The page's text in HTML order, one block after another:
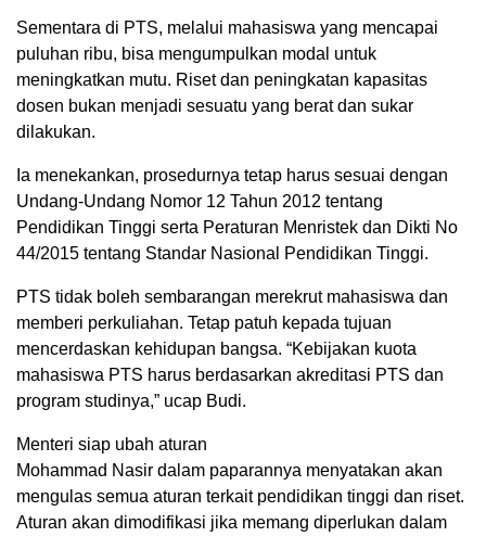
Sementara di PTS, melalui mahasiswa yang mencapai
puluhan ribu, bisa mengumpulkan modal untuk
meningkatkan mutu. Riset dan peningkatan kapasitas
dosen bukan menjadi sesuatu yang berat dan sukar
dilakukan.
Ia menekankan, prosedurnya tetap harus sesuai dengan
Undang-Undang Nomor 12 Tahun 2012 tentang
Pendidikan Tinggi serta Peraturan Menristek dan Dikti No
44/2015 tentang Standar Nasional Pendidikan Tinggi.
PTS tidak boleh sembarangan merekrut mahasiswa dan
memberi perkuliahan. Tetap patuh kepada tujuan
mencerdaskan kehidupan bangsa. “Kebijakan kuota
mahasiswa PTS harus berdasarkan akreditasi PTS dan
program studinya,” ucap Budi.
Menteri siap ubah aturan
Mohammad Nasir dalam paparannya menyatakan akan
mengulas semua aturan terkait pendidikan tinggi dan riset.
Aturan akan dimodifikasi jika memang diperlukan dalam